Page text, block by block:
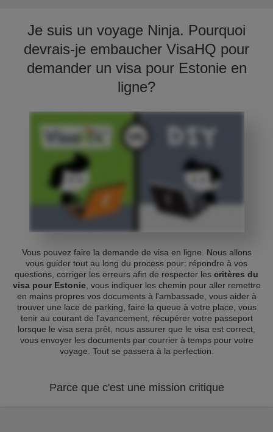
Je suis un voyage Ninja. Pourquoi
devrais-je embaucher VisaHQ pour
demander un visa pour Estonie en
ligne?
Vous pouvez faire la demande de visa en ligne. Nous allons
vous guider tout au long du process pour: répondre à vos
questions, corriger les erreurs afin de respecter les critères du
visa pour Estonie, vous indiquer les chemin pour aller remettre
en mains propres vos documents à l'ambassade, vous aider à
trouver une lace de parking, faire la queue à votre place, vous
tenir au courant de l'avancement, récupérer votre passeport
lorsque le visa sera prêt, nous assurer que le visa est correct,
vous envoyer les documents par courrier à temps pour votre
voyage. Tout se passera à la perfection.
Parce que c'est une mission critique